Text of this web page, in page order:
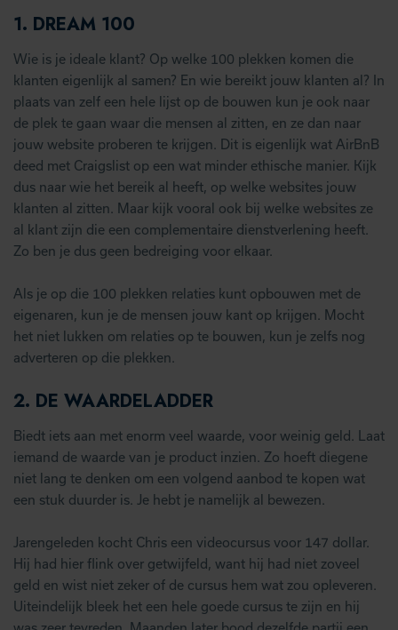
1. DREAM 100
Wie is je ideale klant? Op welke 100 plekken komen die
klanten eigenlijk al samen? En wie bereikt jouw klanten al? In
plaats van zelf een hele lijst op de bouwen kun je ook naar
de plek te gaan waar die mensen al zitten, en ze dan naar
jouw website proberen te krijgen. Dit is eigenlijk wat AirBnB
deed met Craigslist op een wat minder ethische manier. Kijk
dus naar wie het bereik al heeft, op welke websites jouw
klanten al zitten. Maar kijk vooral ook bij welke websites ze
al klant zijn die een complementaire dienstverlening heeft.
Zo ben je dus geen bedreiging voor elkaar.
Als je op die 100 plekken relaties kunt opbouwen met de
eigenaren, kun je de mensen jouw kant op krijgen. Mocht
het niet lukken om relaties op te bouwen, kun je zelfs nog
adverteren op die plekken.
2. DE WAARDELADDER
Biedt iets aan met enorm veel waarde, voor weinig geld. Laat
iemand de waarde van je product inzien. Zo hoeft diegene
niet lang te denken om een volgend aanbod te kopen wat
een stuk duurder is. Je hebt je namelijk al bewezen.
Jarengeleden kocht Chris een videocursus voor 147 dollar.
Hij had hier flink over getwijfeld, want hij had niet zoveel
geld en wist niet zeker of de cursus hem wat zou opleveren.
Uiteindelijk bleek het een hele goede cursus te zijn en hij